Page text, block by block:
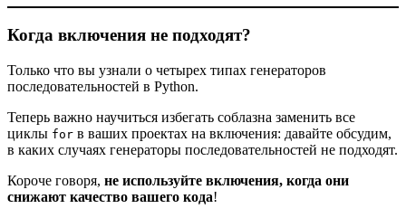
Когда включения не подходят?
Только что вы узнали о четырех типах генераторов
последовательностей в Python.
Теперь важно научиться избегать соблазна заменить все
циклы for в ваших проектах на включения: давайте обсудим,
в каких случаях генераторы последовательностей не подходят.
Короче говоря, не используйте включения, когда они
снижают качество вашего кода!